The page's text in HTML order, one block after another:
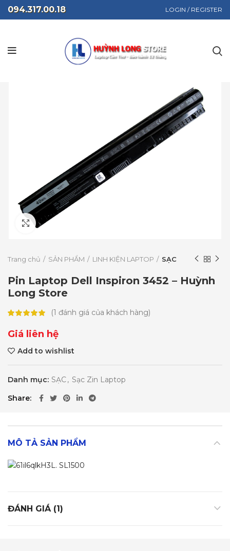
094.317.00.18 LOGIN / REGISTER
Click to enlarge
Trang chủ SẢN PHẨM LINH KIỆN LAPTOP SẠC
Pin Laptop Dell Inspiron 3452 – Huỳnh
Long Store
(1 đánh giá của khách hàng)
Giá liên hệ
Add to wishlist
Danh mục: SẠC, Sạc Zin Laptop
Share
MÔ TẢ SẢN PHẨM
ĐÁNH GIÁ (1)